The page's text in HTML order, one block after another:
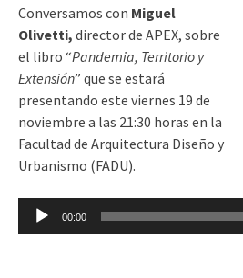
Conversamos con Miguel
Olivetti, director de APEX, sobre
el libro “Pandemia, Territorio y
Extensión” que se estará
presentando este viernes 19 de
noviembre a las 21:30 horas en la
Facultad de Arquitectura Diseño y
Urbanismo (FADU).
Reproductor
00:00